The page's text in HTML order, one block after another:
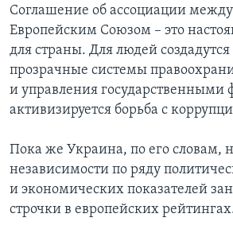
Соглашение об ассоциации
Европейским Союзом – это
для страны. Для людей
прозрачные системы
и управления государственными
активизируется борьба с
Пока же Украина, по его словам,
независимости по ряду
и экономических показателей
строчки в европейских